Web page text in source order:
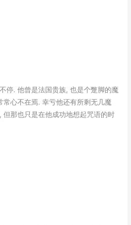
停. 他曾是法国贵族, 也是个蹩脚的魔
常心不在焉. 幸亏他还有所剩无几魔
但那也只是在他成功地想起咒语的时